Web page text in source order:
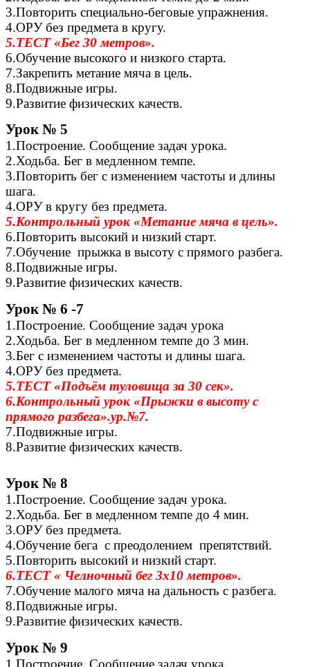
3.Повторить специально-беговые упражнения.
4.ОРУ без предмета в кругу.
5.ТЕСТ «Бег 30 метров».
6.Обучение высокого и низкого старта.
7.Закрепить метание мяча в цель.
8.Подвижные игры.
9.Развитие физических качеств.
Урок № 5
1.Построение. Сообщение задач урока.
2.Ходьба. Бег в медленном темпе.
3.Повторить бег с изменением частоты и длины
шага.
4.ОРУ в кругу без предмета.
5.Контрольный урок «Метание мяча в цель».
6.Повторить высокий и низкий старт.
7.Обучение прыжка в высоту с прямого разбега.
8.Подвижные игры.
9.Развитие физических качеств.
Урок № 6 -7
1.Построение. Сообщение задач урока
2.Ходьба. Бег в медленном темпе до 3 мин.
3.Бег с изменением частоты и длины шага.
4.ОРУ без предмета.
5.ТЕСТ «Подъём туловища за 30 сек».
6.Контрольный урок «Прыжки в высоту с
прямого разбега».ур.№7.
7.Подвижные игры.
8.Развитие физических качеств.
Урок № 8
1.Построение. Сообщение задач урока.
2.Ходьба. Бег в медленном темпе до 4 мин.
3.ОРУ без предмета.
4.Обучение бега с преодолением препятствий.
5.Повторить высокий и низкий старт.
6.ТЕСТ « Челночный бег 3х10 метров».
7.Обучение малого мяча на дальность с разбега.
8.Подвижные игры.
9.Развитие физических качеств.
Урок № 9
1.Построение. Сообщение задач урока.